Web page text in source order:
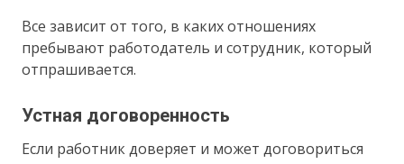
Все зависит от того, в каких отношениях
пребывают работодатель и сотрудник, который
отпрашивается.
Устная договоренность
Если работник доверяет и может договориться